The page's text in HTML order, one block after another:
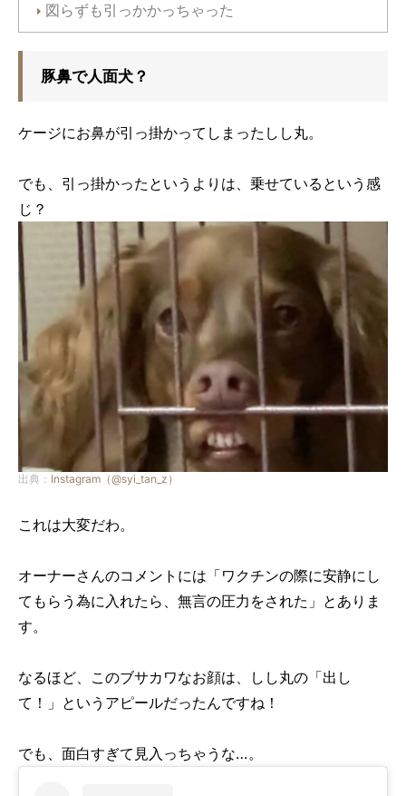
図らずも引っかかっちゃった
豚鼻で人面犬？
ケージにお鼻が引っ掛かってしまったしし丸。
でも、引っ掛かったというよりは、乗せているという感
じ？
出典： Instagram（@syi_tan_z）
これは大変だわ。
オーナーさんのコメントには「ワクチンの際に安静にし
てもらう為に入れたら、無言の圧力をされた」とありま
す。
なるほど、このブサカワなお顔は、しし丸の「出し
て！」というアピールだったんですね！
でも、面白すぎて見入っちゃうな…。